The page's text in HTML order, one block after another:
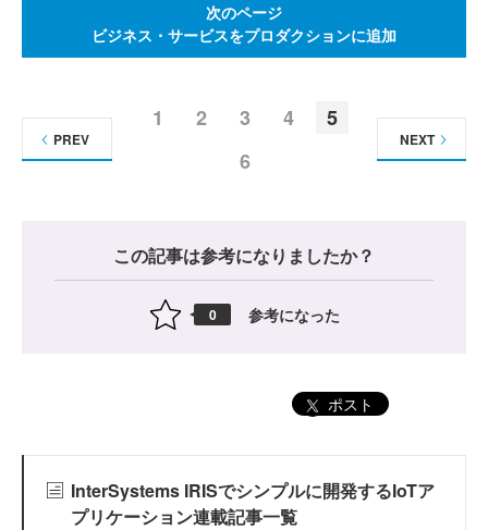
次のページ
ビジネス・サービスをプロダクションに追加
1 2 3 4
5
6
PREV NEXT
この記事は参考になりましたか？
0 参考になった
ポスト
InterSystems IRISでシンプルに開発するIoTア
プリケーション連載記事一覧